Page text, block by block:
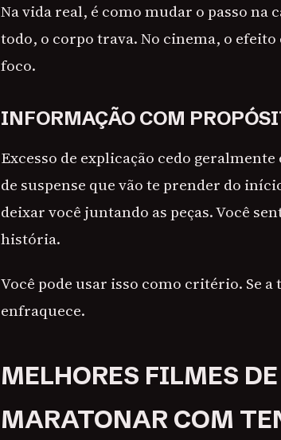
Na vida real, é como mudar o passo na
todo, o corpo trava. No cinema, o
foco.
INFORMAÇÃO COM
Excesso de explicação cedo
de suspense que vão te prender do
deixar você juntando as peças. Você
história.
Você pode usar isso como critério. Se
enfraquece.
MELHORES FILMES
MARATONAR COM